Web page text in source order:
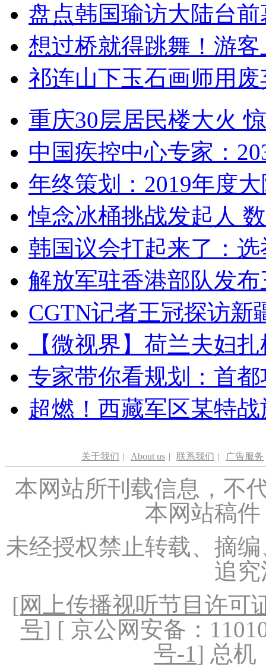
盘点韩国瑜访大陆台
想过桥就得跳舞！游客
祁连山下玉石画师用
重庆30层居民楼大火
中国疾控中心专家：
年终策划：2019年度
悼念冰桶挑战发起人
韩国议会打起来了：
解放军驻香港部队发
CGTN记者王冠探访新
【微视界】荷兰夫妇
专家带你看规划：首
超燃！西藏军区某特
关于我们 | About us | 联系我们 | 广告服务
本网站所刊载信息，不
本网站稿
未经授权禁止转载、摘
追
[网上传播视听节目许可
号] [ 京公网安备：
号-1] 总机